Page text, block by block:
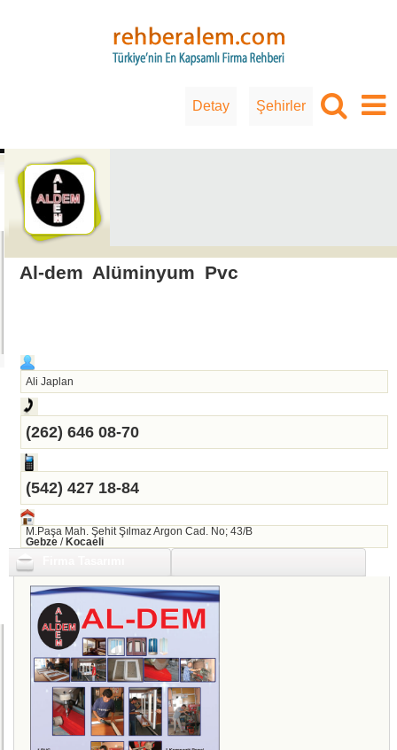
Detay Şehirler
Al-dem Alüminyum Pvc
Ali Japlan
(262) 646 08-70
(542) 427 18-84
M.Paşa Mah. Şehit Şılmaz Argon Cad. No; 43/B
Gebze / Kocaeli